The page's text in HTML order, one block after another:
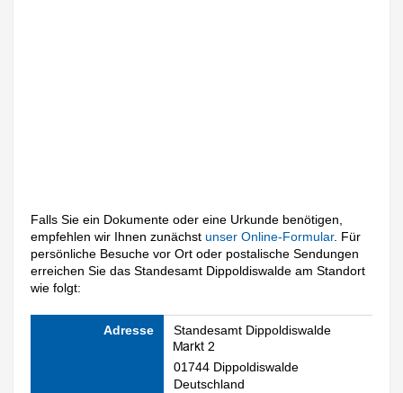
Falls Sie ein Dokumente oder eine Urkunde benötigen,
empfehlen wir Ihnen zunächstunser Online-Formular. Für
persönliche Besuche vor Ort oder postalische Sendungen
erreichen Sie das Standesamt Dippoldiswalde am Standort
wie folgt:
Adresse Standesamt Dippoldiswalde
01744 Dippoldiswalde
Deutschland